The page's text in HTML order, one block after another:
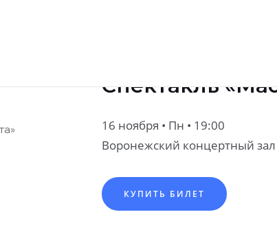
Спектакль
16 ноября • Пн • 19:00
Воронежский концертный зал
КУПИТЬ БИЛЕТ